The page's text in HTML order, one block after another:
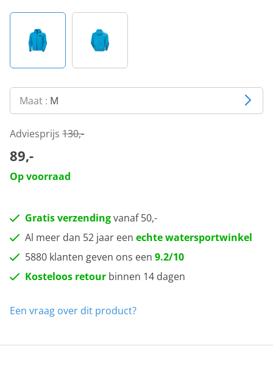
Maat : M
Adviesprijs 130,-
89,-
Op voorraad
Gratis verzendingvanaf 50,-
Al meer dan 52 jaar een echte watersportwinkel
5880 klanten geven ons een 9.2/10
Kosteloos retour binnen 14 dagen
Een vraag over dit product?